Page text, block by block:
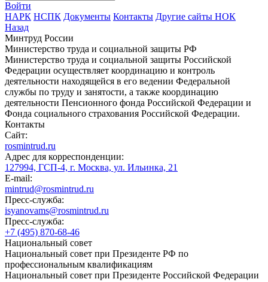
Войти
НАРК НСПК Документы Контакты Другие сайты НОК
Назад
Минтруд России
Министерство труда и социальной защиты РФ
Министерство труда и социальной защиты Российской
Федерации осуществляет координацию и контроль
деятельности находящейся в его ведении Федеральной
службы по труду и занятости, а также координацию
деятельности Пенсионного фонда Российской Федерации и
Фонда социального страхования Российской Федерации.
Контакты
Сайт:
rosmintrud.ru
Адрес для корреспонденции:
127994, ГСП-4, г. Москва, ул. Ильинка, 21
E-mail:
mintrud@rosmintrud.ru
Пресс-служба:
isyanovams@rosmintrud.ru
Пресс-служба:
+7 (495) 870-68-46
Национальный совет
Национальный совет при Президенте РФ по
профессиональным квалификациям
Национальный совет при Президенте Российской Федерации